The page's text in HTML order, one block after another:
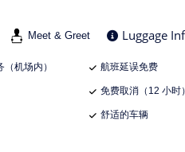
Meet & Greet Luggage
机场内） 航班延误免费
免费取消（12 小时）
舒适的车辆